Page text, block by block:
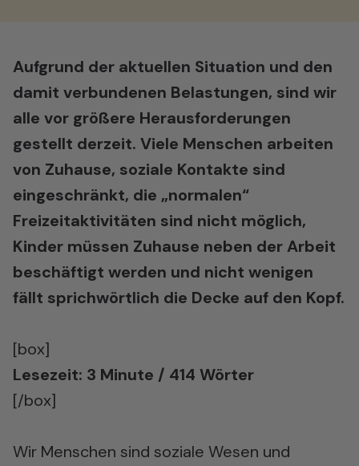
Aufgrund der aktuellen Situation und den
damit verbundenen Belastungen, sind wir
alle vor größere Herausforderungen
gestellt derzeit. Viele Menschen arbeiten
von Zuhause, soziale Kontakte sind
eingeschränkt, die „normalen“
Freizeitaktivitäten sind nicht möglich,
Kinder müssen Zuhause neben der Arbeit
beschäftigt werden und nicht wenigen
fällt sprichwörtlich die Decke auf den Kopf.
[box]
Lesezeit: 3 Minute / 414 Wörter
[/box]
Wir Menschen sind soziale Wesen und